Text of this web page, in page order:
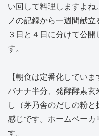
い回して料理しますよ
ノの記録から一週間献立
３日と４日に分けて公
す。
【朝食は定番化していま
バナナ半分、発酵酵素
し（茅乃舎のだしの粉
感じです。ホームベー
す。